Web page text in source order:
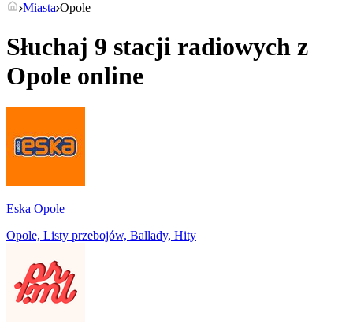
Miasta Opole
Słuchaj 9 stacji radiowych z
Opole online
Eska Opole
Opole, Listy przebojów, Ballady, Hity